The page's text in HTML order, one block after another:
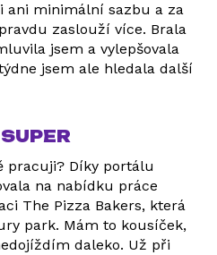
ani minimální sazbu a za
zaslouží více. Brala
jsem a vylepšovala
jsem ale hledala další
pracuji? Díky portálu
na nabídku práce
The Pizza Bakers, která
park. Mám to kousíček,
daleko. Už při